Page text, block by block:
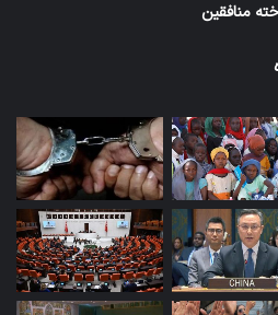
منافقین